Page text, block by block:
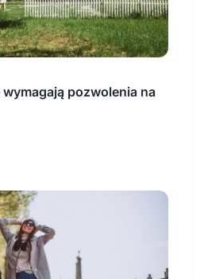
pozwolenia na